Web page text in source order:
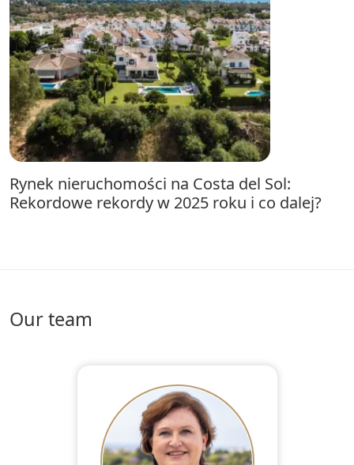
Rynek nieruchomości na Costa del Sol:
Rekordowe rekordy w 2025 roku i co dalej?
Our team